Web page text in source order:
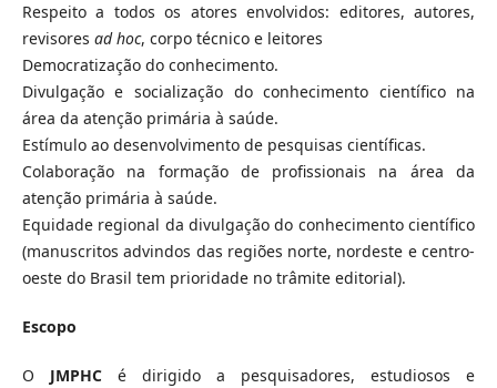
Respeito a todos os atores envolvidos: editores, autores,
revisores ad hoc, corpo técnico e leitores
Democratização do conhecimento.
Divulgação e socialização do conhecimento científico na
área da atenção primária à saúde.
Estímulo ao desenvolvimento de pesquisas científicas.
Colaboração na formação de profissionais na área da
atenção primária à saúde.
Equidade regional da divulgação do conhecimento científico
(manuscritos advindos das regiões norte, nordeste e centro-
oeste do Brasil tem prioridade no trâmite editorial).
Escopo
O JMPHCé dirigido a pesquisadores, estudiosos e